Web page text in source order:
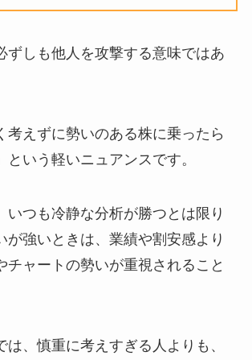
ずしも他人を攻撃する意味ではあ
考えずに勢いのある株に乗ったら
という軽いニュアンスです。
いつも冷静な分析が勝つとは限り
が強いときは、業績や割安感より
チャートの勢いが重視されること
は、慎重に考えすぎる人よりも、